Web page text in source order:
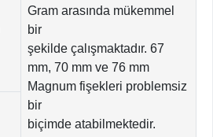
Gram arasında mükemmel
bir
şekilde çalışmaktadır. 67
mm, 70 mm ve 76 mm
Magnum fişekleri problemsiz
bir
biçimde atabilmektedir.